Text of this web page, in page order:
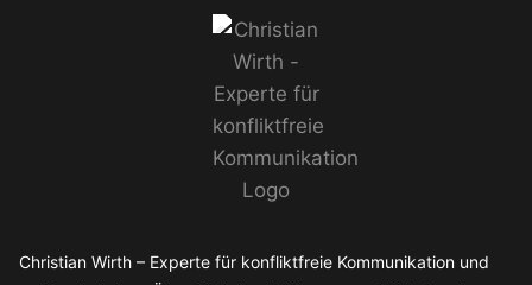
Christian Wirth – Experte für konfliktfreie Kommunikation und